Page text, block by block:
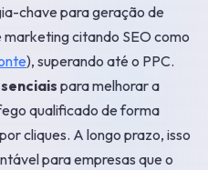
chave para geração de
marketing citando SEO como
), superando até o PPC.
para melhorar a
qualificado de forma
cliques. A longo prazo, isso
para empresas que o